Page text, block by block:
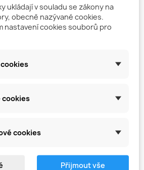
ukládají v souladu se zákony na
obecně nazývané cookies.
nastavení cookies souborů pro
cookies
cookies
Přijmout vše